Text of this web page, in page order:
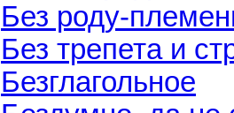
Без роду-
Без трепета и
Безглагольное